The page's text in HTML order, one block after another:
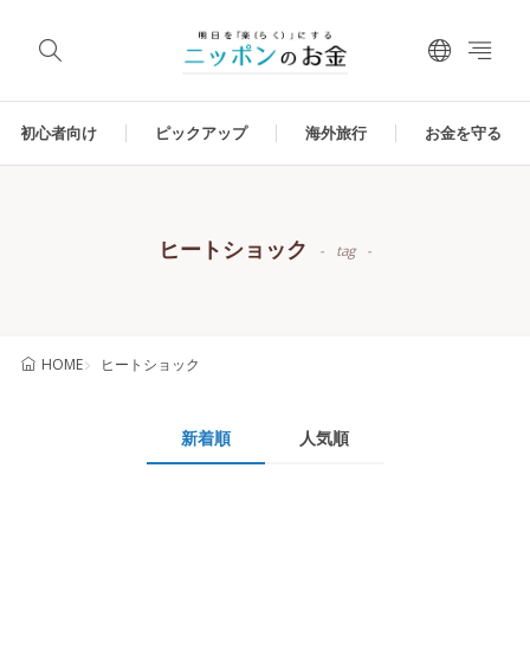
初心者向け ピックアップ 海外旅行 お金を守る
ヒートショック tag
HOME ヒートショック
新着順 人気順